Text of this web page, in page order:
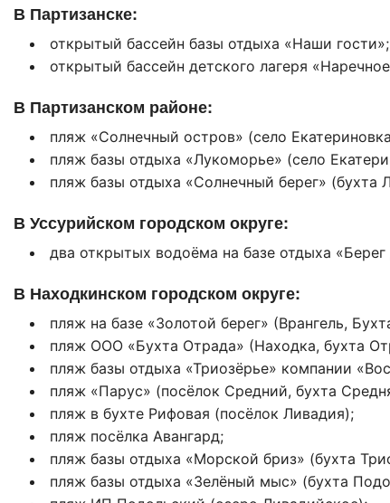
В Партизанске:
открытый бассейн базы отдыха «Наши гости»;
открытый бассейн детского лагеря
В Партизанском районе:
пляж «Солнечный остров» (село
пляж базы отдыха «Лукоморье» (село
пляж базы отдыха «Солнечный берег» (бухта
В Уссурийском городском округе:
два открытых водоёма на базе отдыха
В Находкинском городском округе:
пляж на базе «Золотой берег» (Врангель,
пляж ООО «Бухта Отрада» (Находка, бухта
пляж базы отдыха «Триозёрье» компании
пляж «Парус» (посёлок Средний, бухта
пляж в бухте Рифовая (посёлок Ливадия);
пляж посёлка Авангард;
пляж базы отдыха «Морской бриз» (бухта
пляж базы отдыха «Зелёный мыс» (бухта